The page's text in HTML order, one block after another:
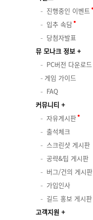
진행중인 이벤트
입추 속담
당첨자발표
뮤 모나크 정보
PC버전 다운로드
게임 가이드
FAQ
커뮤니티
자유게시판
출석체크
스크린샷 게시판
공략&팁 게시판
버그/건의 게시판
가입인사
길드 홍보 게시판
고객지원